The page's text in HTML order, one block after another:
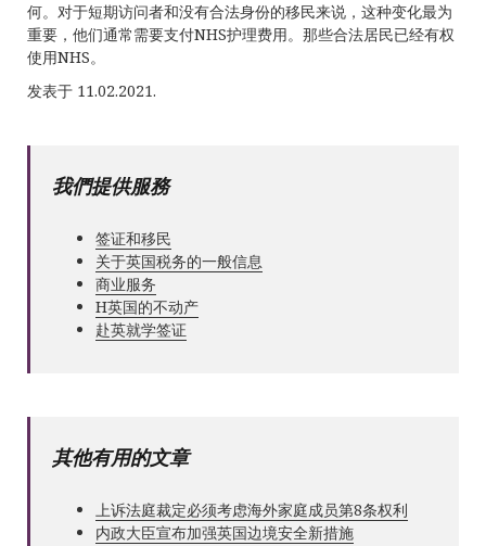
何。对于短期访问者和没有合法身份的移民来说，这种变化最为
重要，他们通常需要支付NHS护理费用。那些合法居民已经有权
使用NHS。
发表于 11.02.2021.
我們提供服務
签证和移民
关于英国税务的一般信息
商业服务
Н英国的不动产
赴英就学签证
其他有用的文章
上诉法庭裁定必须考虑海外家庭成员第8条权利
内政大臣宣布加强英国边境安全新措施